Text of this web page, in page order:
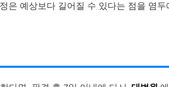
은 예상보다 길어질 수 있다는 점을 염두